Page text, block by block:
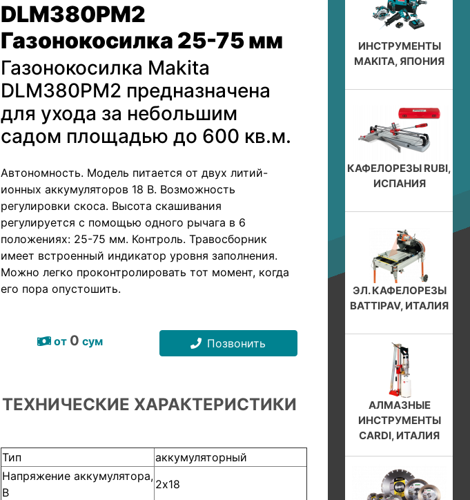
DLM380PM2
Газонокосилка 25-75 мм
Газонокосилка Makita
DLM380PM2 предназначена
для ухода за небольшим
садом площадью до 600 кв.м.
Автономность. Модель питается от двух литий-
ионных аккумуляторов 18 В. Возможность
регулировки скоса. Высота скашивания
регулируется с помощью одного рычага в 6
положениях: 25-75 мм. Контроль. Травосборник
имеет встроенный индикатор уровня заполнения.
Можно легко проконтролировать тот момент, когда
его пора опустошить.
от 0 сум Позвонить
ТЕХНИЧЕСКИЕ ХАРАКТЕРИСТИКИ
Тип
аккумуляторный
Напряжение аккумулятора,
В
2х18
ИНСТРУМЕНТЫ
MAKITA, ЯПОНИЯ
КАФЕЛОРЕЗЫ RUBI,
ИСПАНИЯ
ЭЛ. КАФЕЛОРЕЗЫ
BATTIPAV, ИТАЛИЯ
АЛМАЗНЫЕ
ИНСТРУМЕНТЫ
CARDI, ИТАЛИЯ